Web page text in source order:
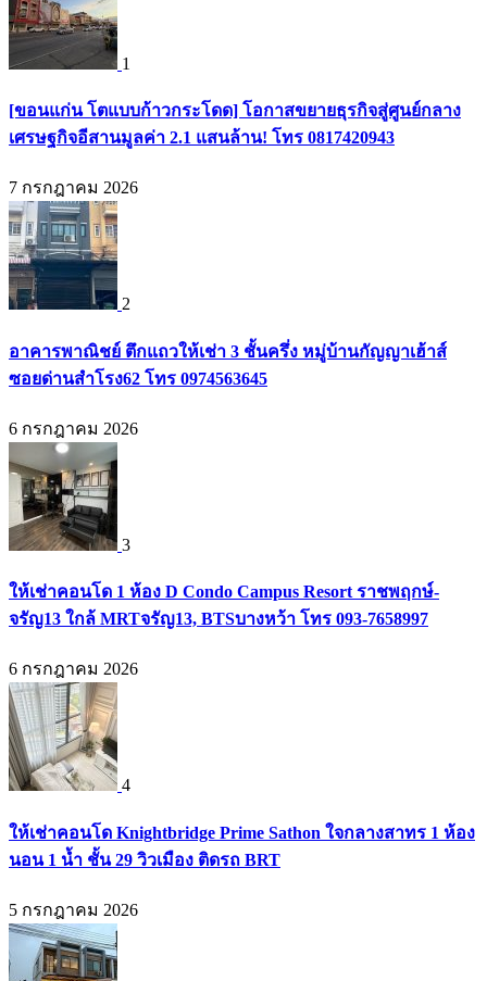
1
[ขอนแก่น โตแบบก้าวกระโดด] โอกาสขยายธุรกิจสู่ศูนย์กลาง
เศรษฐกิจอีสานมูลค่า 2.1 แสนล้าน! โทร 0817420943
7 กรกฎาคม 2026
2
อาคารพาณิชย์ ตึกแถวให้เช่า 3 ชั้นครึ่ง หมู่บ้านกัญญาเฮ้าส์
ซอยด่านสำโรง62 โทร 0974563645
6 กรกฎาคม 2026
3
ให้เช่าคอนโด 1 ห้อง D Condo Campus Resort ราชพฤกษ์-
จรัญ13 ใกล้ MRTจรัญ13, BTSบางหว้า โทร 093-7658997
6 กรกฎาคม 2026
4
ให้เช่าคอนโด Knightbridge Prime Sathon ใจกลางสาทร 1 ห้อง
นอน 1 น้ำ ชั้น 29 วิวเมือง ติดรถ BRT
5 กรกฎาคม 2026